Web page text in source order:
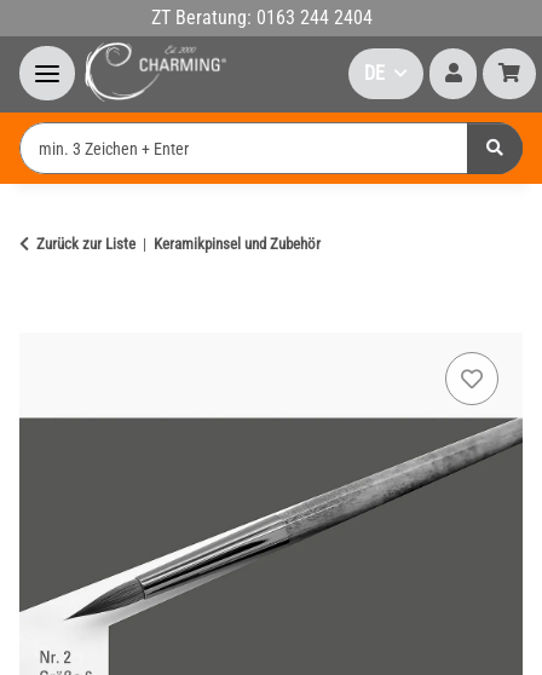
ZT Beratung: 0163 244 2404
DE
Zurück zur Liste Keramikpinsel und Zubehör